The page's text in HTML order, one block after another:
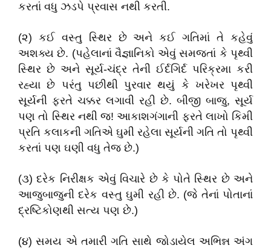
કરતાં વધુ ઝડપે પ્રવાસ નથી કરતી.
(૨) કઈ વસ્તુ સ્થિર છે અને કઈ ગતિમાં તે કહેવું
અશક્ય છે. (પહેલાનાં વૈજ્ઞાનિકો એવું સમજતાં કે પૃથ્વી
સ્થિર છે અને સૂર્ય-ચંદ્ર તેની ઈર્દગિર્દ પરિક્રમા કરી
રહ્યા છે પરંતુ પછીથી પુરવાર થયું કે ખરેખર પૃથ્વી
સૂર્યની ફરતે ચક્કર લગાવી રહી છે. બીજી બાજુ, સૂર્ય
પણ તો સ્થિર નથી જ! આકાશગંગાની ફરતે લાખો કિમી
પ્રતિ કલાકની ગતિએ ઘુમી રહેલા સૂર્યની ગતિ તો પૃથ્વી
કરતાં પણ ઘણી વધુ તેજ છે.)
(૩) દરેક નિરીક્ષક એવું વિચારે છે કે પોતે સ્થિર છે અને
આજુબાજુની દરેક વસ્તુ ઘુમી રહી છે. (જે તેનાં પોતાનાં
દ્રષ્ટિકોણથી સત્ય પણ છે.)
(૪) સમય એ તમારી ગતિ સાથે જોડાયેલ અભિન્ન અંગ